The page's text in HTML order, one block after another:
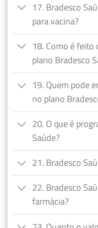
17. Bradesco
para vacina?
18. Como é
plano Bradesco
19. Quem pode
no plano
20. O que é
Saúde?
21. Bradesco
22. Bradesco
farmácia?